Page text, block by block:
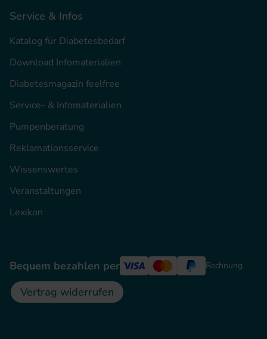
Service & Infos
Katalog für Diabetesbedarf
Download Infomaterialien
Diabetesmagazin feelfree
Service- & Infomaterialien
Pumpenberatung
Reklamationsservice
Wissenswertes
Veranstaltungen
Lexikon
Bequem bezahlen per Rechnung
Vertrag widerrufen